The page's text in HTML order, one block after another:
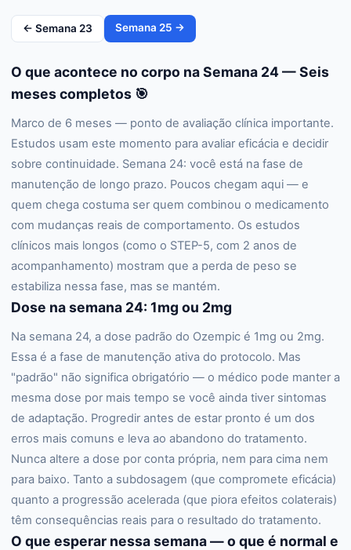
← Semana 23 Semana 25 →
O que acontece no corpo na Semana 24 — Seis
meses completos 🎯
Marco de 6 meses — ponto de avaliação clínica importante.
Estudos usam este momento para avaliar eficácia e decidir
sobre continuidade. Semana 24: você está na fase de
manutenção de longo prazo. Poucos chegam aqui — e
quem chega costuma ser quem combinou o medicamento
com mudanças reais de comportamento. Os estudos
clínicos mais longos (como o STEP-5, com 2 anos de
acompanhamento) mostram que a perda de peso se
estabiliza nessa fase, mas se mantém.
Dose na semana 24: 1mg ou 2mg
Na semana 24, a dose padrão do Ozempic é 1mg ou 2mg.
Essa é a fase de manutenção ativa do protocolo. Mas
"padrão" não significa obrigatório — o médico pode manter a
mesma dose por mais tempo se você ainda tiver sintomas
de adaptação. Progredir antes de estar pronto é um dos
erros mais comuns e leva ao abandono do tratamento.
Nunca altere a dose por conta própria, nem para cima nem
para baixo. Tanto a subdosagem (que compromete eficácia)
quanto a progressão acelerada (que piora efeitos colaterais)
têm consequências reais para o resultado do tratamento.
O que esperar nessa semana — o que é normal e